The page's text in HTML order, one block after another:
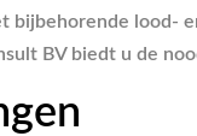
lood-
BV biedt u de